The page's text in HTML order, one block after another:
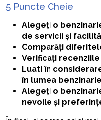
5 Puncte Cheie
Alegeți o
de servicii și
Comparăți
Verificați
Luati în
în lumea
Alegeți o
nevoile și